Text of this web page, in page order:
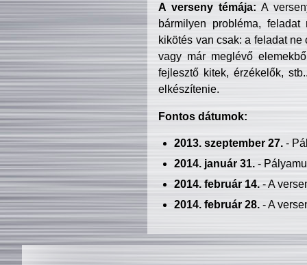
A verseny témája: A
bármilyen probléma, feladat
kikötés van csak: a feladat
vagy már meglévő
fejlesztő kitek, érzékelők,
elkészítenie.
Fontos dátumok:
2013. szeptember 27.-
2014. január 31.-
2014. február 14.- A
2014. február 28.- A